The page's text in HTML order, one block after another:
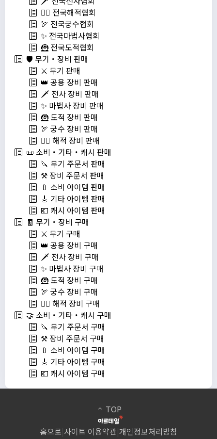
🏴‍☠️ 전국해적협회
🏹 전국궁수협회
✨ 전국마법사협회
🦹 전국도적협회
🛡️ 무기・장비 판매
⚔️ 무기 판매
👑 공용 장비 판매
🗡️ 전사 장비 판매
✨ 마법사 장비 판매
🦹 도적 장비 판매
🏹 궁수 장비 판매
🏴‍☠️ 해적 장비 판매
📜 소비・기타・캐시 판매
🔪 무기 주문서 판매
⚒️ 장비 주문서 판매
🍼 소비 아이템 판매
🎸 기타 아이템 판매
💶 캐시 아이템 판매
🧾 무기・장비 구매
⚔️ 무기 구매
👑 공용 장비 구매
🗡️ 전사 장비 구매
✨ 마법사 장비 구매
🦹 도적 장비 구매
🏹 궁수 장비 구매
🏴‍☠️ 해적 장비 구매
🤝 소비・기타・캐시 구매
🔪 무기 주문서 구매
⚒️ 장비 주문서 구매
🍼 소비 아이템 구매
🎸 기타 아이템 구매
💶 캐시 아이템 구매
TOP
홈으로 사이트 이용약관 개인정보처리방침